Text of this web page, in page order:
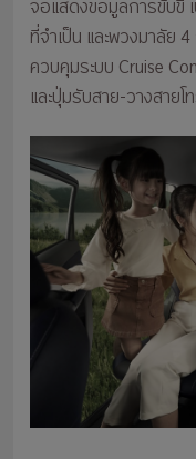
จอแสดงข้อมูลการขับขี่
ที่จำเป็น และพวงมาลัย
ควบคุมระบบ Cruise
และปุ่มรับสาย-วางสาย